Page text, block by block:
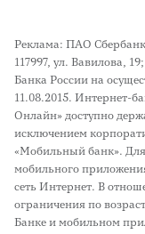
Реклама: ПАО
117997, ул. Вавилова,
Банка России на
11.08.2015. Интернет-
Онлайн» доступно
исключением
«Мобильный банк».
мобильного
сеть Интернет. В
ограничения по
Банке и мобильном